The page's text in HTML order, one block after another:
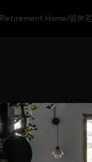
Retirement Home/退休宅